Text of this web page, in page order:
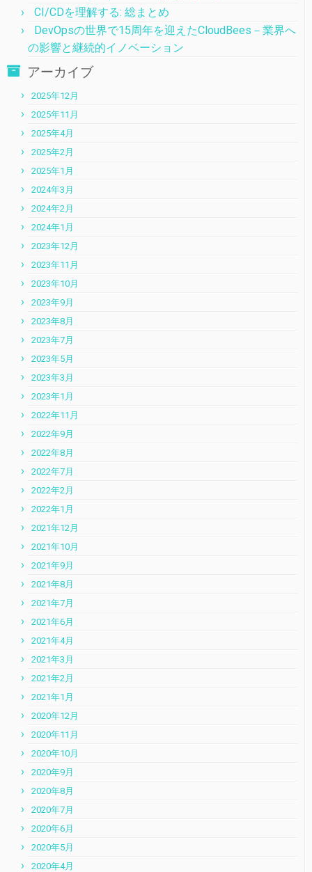
CI/CDを理解する: 総まとめ
DevOpsの世界で15周年を迎えたCloudBees－業界へ
の影響と継続的イノベーション
アーカイブ
2025年12月
2025年11月
2025年4月
2025年2月
2025年1月
2024年3月
2024年2月
2024年1月
2023年12月
2023年11月
2023年10月
2023年9月
2023年8月
2023年7月
2023年5月
2023年3月
2023年1月
2022年11月
2022年9月
2022年8月
2022年7月
2022年2月
2022年1月
2021年12月
2021年10月
2021年9月
2021年8月
2021年7月
2021年6月
2021年4月
2021年3月
2021年2月
2021年1月
2020年12月
2020年11月
2020年10月
2020年9月
2020年8月
2020年7月
2020年6月
2020年5月
2020年4月